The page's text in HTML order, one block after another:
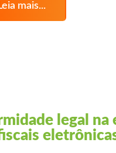
mais...
legal na